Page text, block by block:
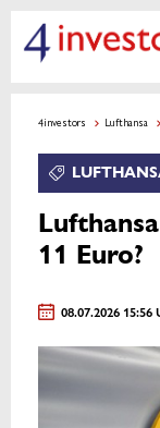
4investors Lufthansa
11 Euro?
08.07.2026 15:56